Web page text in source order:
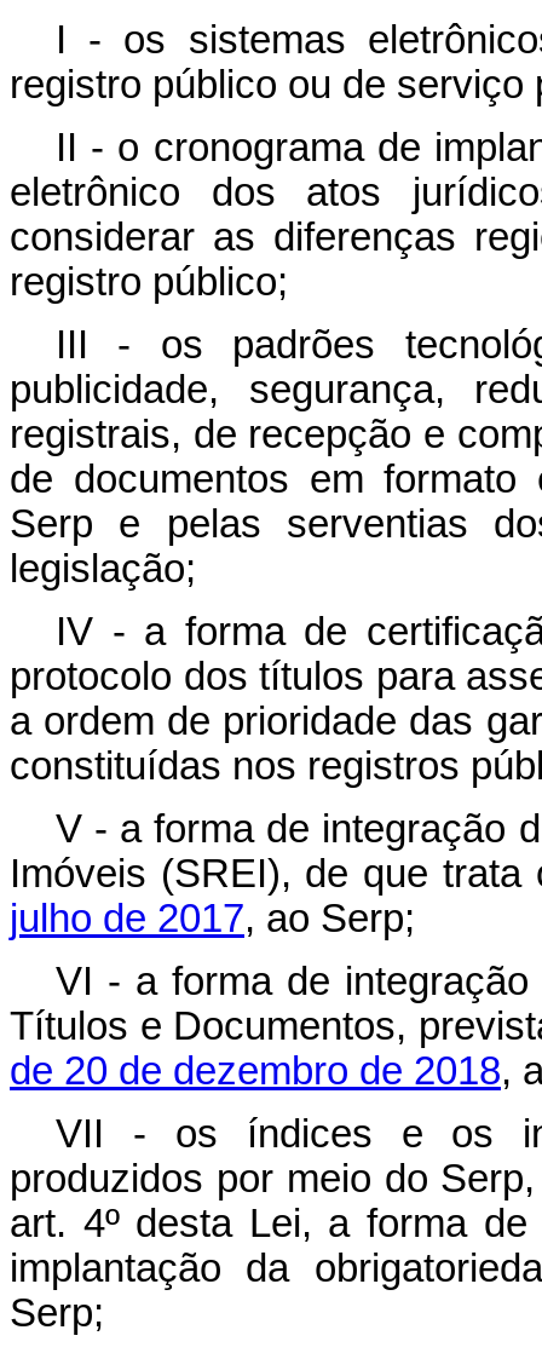
I - os sistemas
registro público ou de serviço
II - o cronograma de
eletrônico dos atos
considerar as diferenças
registro público;
III - os padrões
publicidade, segurança,
registrais, de recepção e
de documentos em
Serp e pelas serventias
legislação;
IV - a forma de
protocolo dos títulos para
a ordem de prioridade das
constituídas nos registros
V - a forma de integração
Imóveis (SREI), de que
julho de 2017, ao Serp;
VI - a forma de
Títulos e Documentos,
de 20 de dezembro de 2018,
VII - os índices e os
produzidos por meio do
art. 4º desta Lei, a forma
implantação da
Serp;